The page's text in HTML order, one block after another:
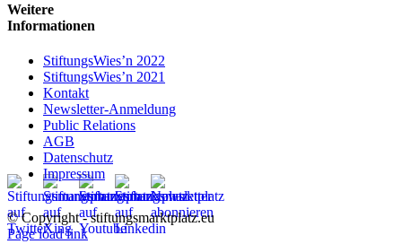
Weitere
Informationen
StiftungsWies’n 2022
StiftungsWies’n 2021
Kontakt
Newsletter-Anmeldung
Public Relations
AGB
Datenschutz
Impressum
© Copyright - stiftungsmarktplatz.eu
Page load link